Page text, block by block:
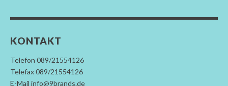
KONTAKT
Telefon 089/21554126
Telefax 089/21554126
E-Mail info@9brands.de